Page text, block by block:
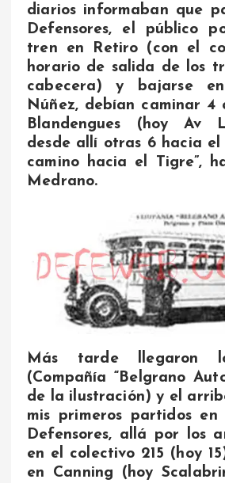
diarios informaban que
Defensores, el público
tren en Retiro (con el
horario de salida de los
cabecera) y bajarse
Núñez, debían caminar 4
Blandengues (hoy Av
desde allí otras 6 hacia el
camino hacia el Tigre”,
Medrano.
Más tarde llegaron
(Compañía “Belgrano
de la ilustración) y el
mis primeros partidos
Defensores, allá por los
en el colectivo 215 (hoy
en Canning (hoy